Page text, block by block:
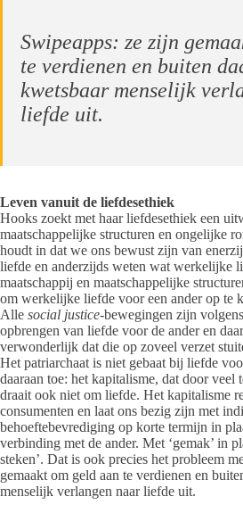
Swipeapps: ze zijn
te verdienen en buiten
kwetsbaar menselijk
liefde uit.
Leven vanuit de liefdesethiek
Hooks zoekt met haar liefdesethiek een
maatschappelijke structuren en ongelijke
houdt in dat we ons bewust zijn van
liefde en anderzijds weten wat werkelijke
maatschappij en maatschappelijke
om werkelijke liefde voor een ander op te
Alle social justice-bewegingen zijn
opbrengen van liefde voor de ander en
verwonderlijk dat die op zoveel verzet
Het patriarchaat is niet gebaat bij liefde
daaraan toe: het kapitalisme, dat door
draait ook niet om liefde. Het kapitalisme
consumenten en laat ons bezig zijn met
behoeftebevrediging op korte termijn in
verbinding met de ander. Met ‘gemak’ in
steken’. Dat is ook precies het probleem
gemaakt om geld aan te verdienen en
menselijk verlangen naar liefde uit.